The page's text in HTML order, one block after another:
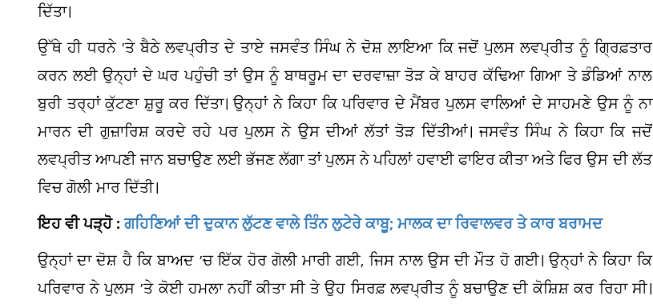
ਦਿੱਤਾ।
ਉੱਥੇ ਹੀ ਧਰਨੇ ’ਤੇ ਬੈਠੇ ਲਵਪ੍ਰੀਤ ਦੇ ਤਾਏ ਜਸਵੰਤ ਸਿੰਘ ਨੇ ਦੋਸ਼ ਲਾਇਆ ਕਿ ਜਦੋਂ ਪੁਲਸ ਲਵਪ੍ਰੀਤ ਨੂੰ ਗ੍ਰਿਫ਼ਤਾਰ
ਕਰਨ ਲਈ ਉਨ੍ਹਾਂ ਦੇ ਘਰ ਪਹੁੰਚੀ ਤਾਂ ਉਸ ਨੂੰ ਬਾਥਰੂਮ ਦਾ ਦਰਵਾਜ਼ਾ ਤੋੜ ਕੇ ਬਾਹਰ ਕੱਢਿਆ ਗਿਆ ਤੇ ਡੰਡਿਆਂ ਨਾਲ
ਬੁਰੀ ਤਰ੍ਹਾਂ ਕੁੱਟਣਾ ਸ਼ੁਰੂ ਕਰ ਦਿੱਤਾ। ਉਨ੍ਹਾਂ ਨੇ ਕਿਹਾ ਕਿ ਪਰਿਵਾਰ ਦੇ ਮੈਂਬਰ ਪੁਲਸ ਵਾਲਿਆਂ ਦੇ ਸਾਹਮਣੇ ਉਸ ਨੂੰ ਨਾ
ਮਾਰਨ ਦੀ ਗੁਜ਼ਾਰਿਸ਼ ਕਰਦੇ ਰਹੇ ਪਰ ਪੁਲਸ ਨੇ ਉਸ ਦੀਆਂ ਲੱਤਾਂ ਤੋੜ ਦਿੱਤੀਆਂ। ਜਸਵੰਤ ਸਿੰਘ ਨੇ ਕਿਹਾ ਕਿ ਜਦੋਂ
ਲਵਪ੍ਰੀਤ ਆਪਣੀ ਜਾਨ ਬਚਾਉਣ ਲਈ ਭੱਜਣ ਲੱਗਾ ਤਾਂ ਪੁਲਸ ਨੇ ਪਹਿਲਾਂ ਹਵਾਈ ਫਾਇਰ ਕੀਤਾ ਅਤੇ ਫਿਰ ਉਸ ਦੀ ਲੱਤ
ਵਿਚ ਗੋਲੀ ਮਾਰ ਦਿੱਤੀ।
ਇਹ ਵੀ ਪੜ੍ਹੋ :ਗਹਿਣਿਆਂ ਦੀ ਦੁਕਾਨ ਲੁੱਟਣ ਵਾਲੇ ਤਿੰਨ ਲੁਟੇਰੇ ਕਾਬੂ; ਮਾਲਕ ਦਾ ਰਿਵਾਲਵਰ ਤੇ ਕਾਰ ਬਰਾਮਦ
ਉਨ੍ਹਾਂ ਦਾ ਦੋਸ਼ ਹੈ ਕਿ ਬਾਅਦ ’ਚ ਇੱਕ ਹੋਰ ਗੋਲੀ ਮਾਰੀ ਗਈ, ਜਿਸ ਨਾਲ ਉਸ ਦੀ ਮੌਤ ਹੋ ਗਈ। ਉਨ੍ਹਾਂ ਨੇ ਕਿਹਾ ਕਿ
ਪਰਿਵਾਰ ਨੇ ਪੁਲਸ ’ਤੇ ਕੋਈ ਹਮਲਾ ਨਹੀਂ ਕੀਤਾ ਸੀ ਤੇ ਉਹ ਸਿਰਫ਼ ਲਵਪ੍ਰੀਤ ਨੂੰ ਬਚਾਉਣ ਦੀ ਕੋਸ਼ਿਸ਼ ਕਰ ਰਿਹਾ ਸੀ।